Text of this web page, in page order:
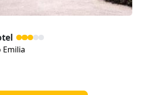
Emilia